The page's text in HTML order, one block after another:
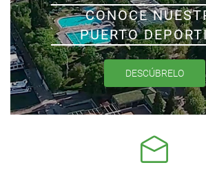
CONOCE
PUERTO
DESCÚBRELO